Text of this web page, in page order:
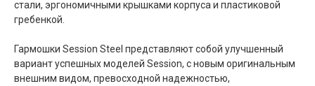
стали, эргономичными крышками корпуса и пластиковой
гребенкой.
Гармошки Session Steel представляют собой улучшенный
вариант успешных моделей Session, с новым оригинальным
внешним видом, превосходной надежностью,